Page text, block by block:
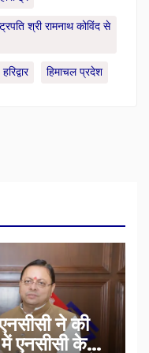
श्री रामनाथ कोविंद से
हरिद्वार हिमाचल प्रदेश
ने की
में एनसीसी के